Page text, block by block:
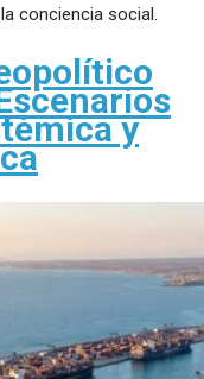
conciencia social.
y